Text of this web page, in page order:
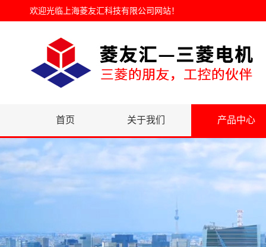
欢迎光临 上海菱友汇科技有限公司网站！
首页 关于我们 产品中心